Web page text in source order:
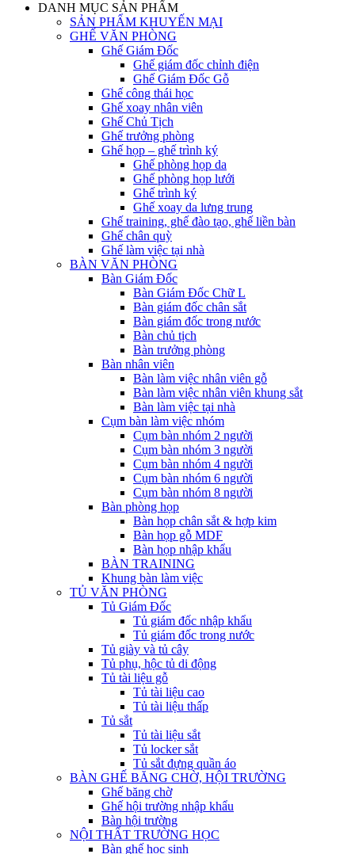
DANH MỤC SẢN PHẨM
SẢN PHẨM KHUYẾN MẠI
GHẾ VĂN PHÒNG
Ghế Giám Đốc
Ghế giám đốc chỉnh điện
Ghế Giám Đốc Gỗ
Ghế công thái học
Ghế xoay nhân viên
Ghế Chủ Tịch
Ghế trưởng phòng
Ghế họp – ghế trình ký
Ghế phòng họp da
Ghế phòng họp lưới
Ghế trình ký
Ghế xoay da lưng trung
Ghế training, ghế đào tạo, ghế liền bàn
Ghế chân quỳ
Ghế làm việc tại nhà
BÀN VĂN PHÒNG
Bàn Giám Đốc
Bàn Giám Đốc Chữ L
Bàn giám đốc chân sắt
Bàn giám đốc trong nước
Bàn chủ tịch
Bàn trưởng phòng
Bàn nhân viên
Bàn làm việc nhân viên gỗ
Bàn làm việc nhân viên khung sắt
Bàn làm việc tại nhà
Cụm bàn làm việc nhóm
Cụm bàn nhóm 2 người
Cụm bàn nhóm 3 người
Cụm bàn nhóm 4 người
Cụm bàn nhóm 6 người
Cụm bàn nhóm 8 người
Bàn phòng họp
Bàn họp chân sắt & hợp kim
Bàn họp gỗ MDF
Bàn họp nhập khẩu
BÀN TRAINING
Khung bàn làm việc
TỦ VĂN PHÒNG
Tủ Giám Đốc
Tủ giám đốc nhập khẩu
Tủ giám đốc trong nước
Tủ giày và tủ cây
Tủ phụ, hộc tủ di động
Tủ tài liệu gỗ
Tủ tài liệu cao
Tủ tài liệu thấp
Tủ sắt
Tủ tài liệu sắt
Tủ locker sắt
Tủ sắt đựng quần áo
BÀN GHẾ BĂNG CHỜ, HỘI TRƯỜNG
Ghế băng chờ
Ghế hội trường nhập khẩu
Bàn hội trường
NỘI THẤT TRƯỜNG HỌC
Bàn ghế học sinh